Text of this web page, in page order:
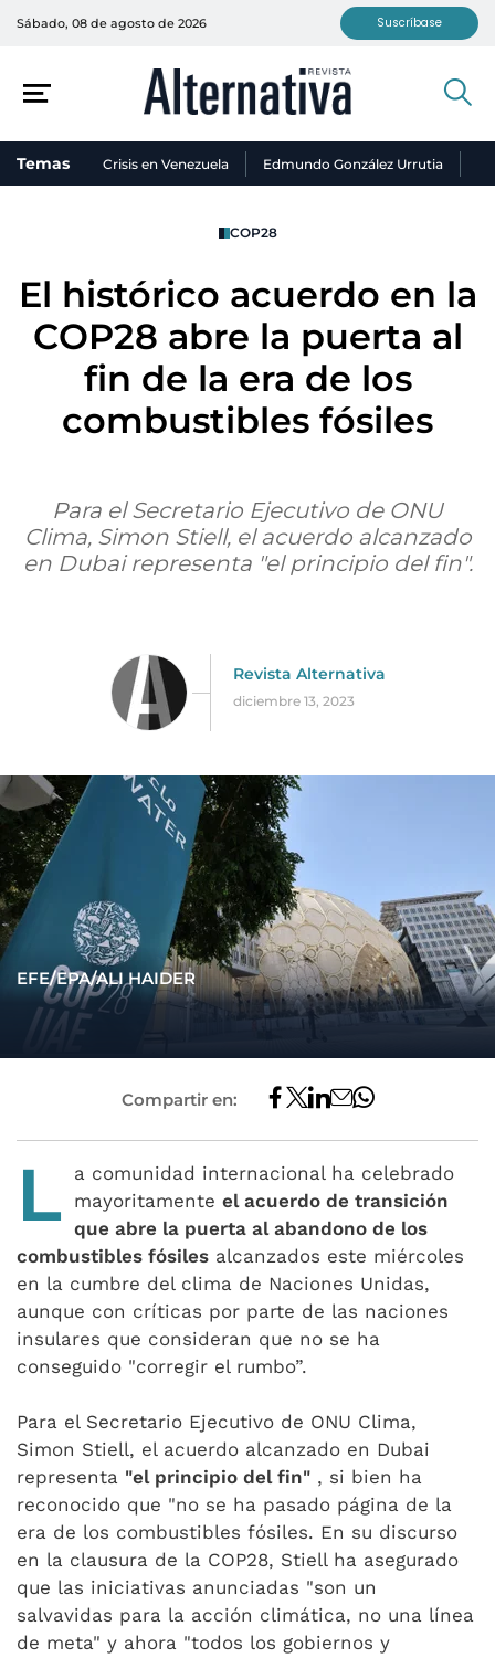
Sábado, 08 de agosto de 2026 Suscríbase
Temas Crisis en Venezuela Edmundo González Urrutia
COP28
El histórico acuerdo en la
COP28 abre la puerta al
fin de la era de los
combustibles fósiles
Para el Secretario Ejecutivo de ONU
Clima, Simon Stiell, el acuerdo alcanzado
en Dubai representa "el principio del fin".
Revista Alternativa
diciembre 13, 2023
EFE/EPA/ALI HAIDER
Compartir en:
L
a comunidad internacional ha celebrado
mayoritamente el acuerdo de transición
que abre la puerta al abandono de los
combustibles fósiles alcanzados este miércoles
en la cumbre del clima de Naciones Unidas,
aunque con críticas por parte de las naciones
insulares que consideran que no se ha
conseguido "corregir el rumbo”.
Para el Secretario Ejecutivo de ONU Clima,
Simon Stiell, el acuerdo alcanzado en Dubai
representa "el principio del fin" , si bien ha
reconocido que "no se ha pasado página de la
era de los combustibles fósiles. En su discurso
en la clausura de la COP28, Stiell ha asegurado
que las iniciativas anunciadas "son un
salvavidas para la acción climática, no una línea
de meta" y ahora "todos los gobiernos y